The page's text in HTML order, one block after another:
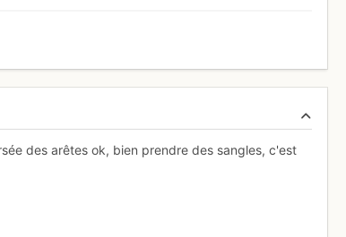
des arêtes ok, bien prendre des sangles, c'est